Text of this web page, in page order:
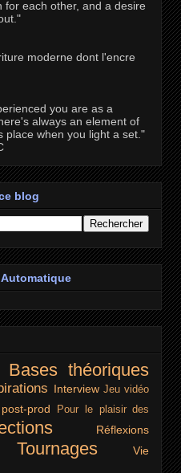
for each other, and a desire
moderne dont l'encre
you are as a
always an element of
place when you light a set."
blog
Bases théoriques
Interview Jeu vidéo
post-prod
Pour le plaisir des
Réflexions
Tournages
Vie